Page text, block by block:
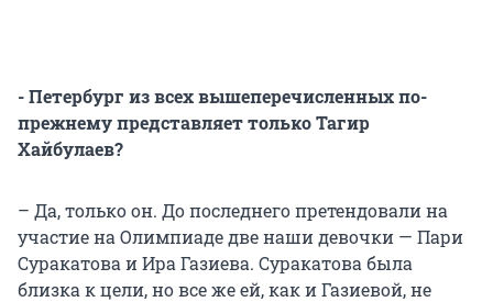
- Петербург из всех вышеперечисленных по-
прежнему представляет только Тагир
Хайбулаев?
– Да, только он. До последнего претендовали на
участие на Олимпиаде две наши девочки — Пари
Суракатова и Ира Газиева. Суракатова была
близка к цели, но все же ей, как и Газиевой, не